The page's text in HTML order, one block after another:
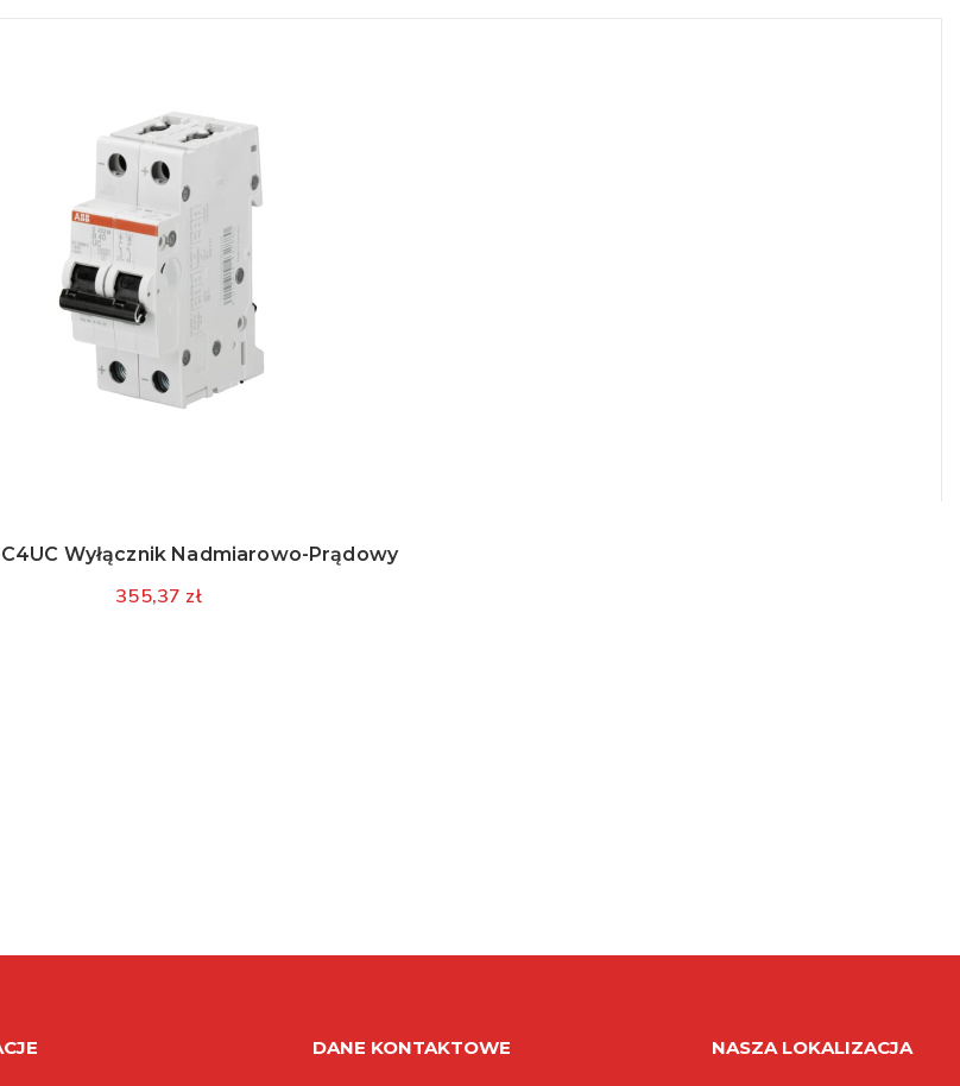
Wyłącznik Nadmiarowo-Prądowy
355,37 zł
DANE KONTAKTOWE NASZA LOKALIZACJA